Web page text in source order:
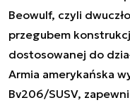
Beowulf, czyli
przegubem
dostosowanej do
Armia amerykańska
Bv206/SUSV,